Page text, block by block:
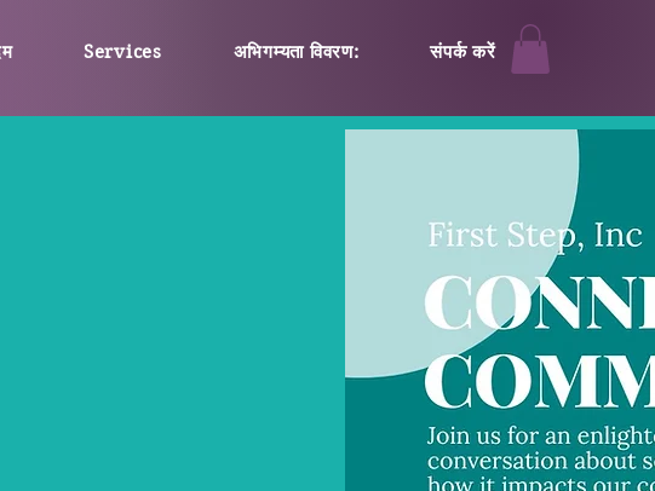
Services अभिगम्यता विवरण: संपर्क करें